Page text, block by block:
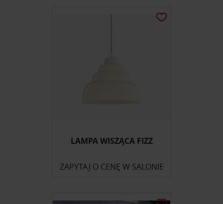
LAMPA WISZĄCA FIZZ
ZAPYTAJ O CENĘ W SALONIE